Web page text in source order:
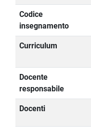
Codice
insegnamento
Curriculum
Docente
responsabile
Docenti